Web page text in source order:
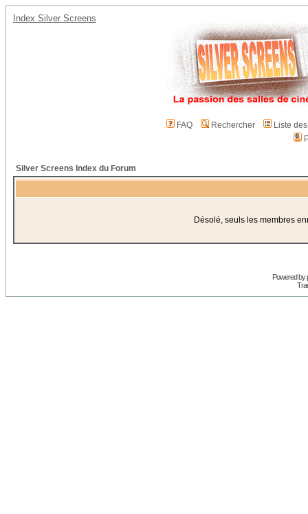
Index Silver Screens
FAQ Rechercher
Liste
Silver Screens Index du Forum
Désolé, seuls les membres
Powered by